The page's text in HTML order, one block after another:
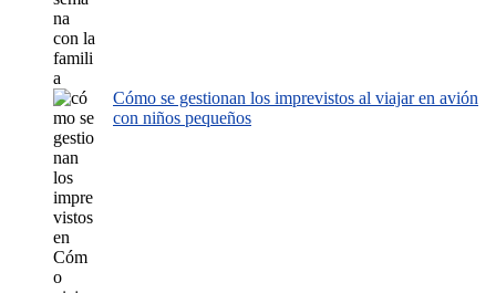
Cómo se gestionan los imprevistos al viajar en avión
con niños pequeños